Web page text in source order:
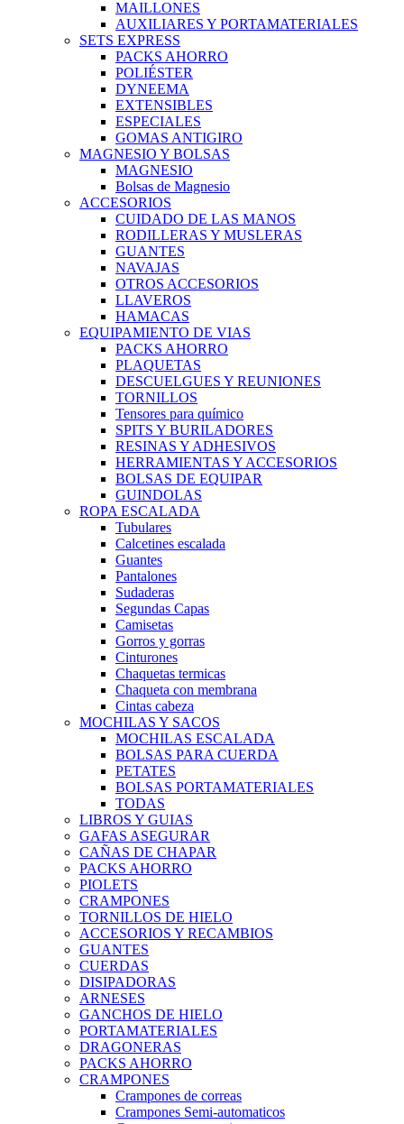
MAILLONES
AUXILIARES Y PORTAMATERIALES
SETS EXPRESS
PACKS AHORRO
POLIÉSTER
DYNEEMA
EXTENSIBLES
ESPECIALES
GOMAS ANTIGIRO
MAGNESIO Y BOLSAS
MAGNESIO
Bolsas de Magnesio
ACCESORIOS
CUIDADO DE LAS MANOS
RODILLERAS Y MUSLERAS
GUANTES
NAVAJAS
OTROS ACCESORIOS
LLAVEROS
HAMACAS
EQUIPAMIENTO DE VIAS
PACKS AHORRO
PLAQUETAS
DESCUELGUES Y REUNIONES
TORNILLOS
Tensores para químico
SPITS Y BURILADORES
RESINAS Y ADHESIVOS
HERRAMIENTAS Y ACCESORIOS
BOLSAS DE EQUIPAR
GUINDOLAS
ROPA ESCALADA
Tubulares
Calcetines escalada
Guantes
Pantalones
Sudaderas
Segundas Capas
Camisetas
Gorros y gorras
Cinturones
Chaquetas termicas
Chaqueta con membrana
Cintas cabeza
MOCHILAS Y SACOS
MOCHILAS ESCALADA
BOLSAS PARA CUERDA
PETATES
BOLSAS PORTAMATERIALES
TODAS
LIBROS Y GUIAS
GAFAS ASEGURAR
CAÑAS DE CHAPAR
PACKS AHORRO
PIOLETS
CRAMPONES
TORNILLOS DE HIELO
ACCESORIOS Y RECAMBIOS
GUANTES
CUERDAS
DISIPADORAS
ARNESES
GANCHOS DE HIELO
PORTAMATERIALES
DRAGONERAS
PACKS AHORRO
CRAMPONES
Crampones de correas
Crampones Semi-automaticos